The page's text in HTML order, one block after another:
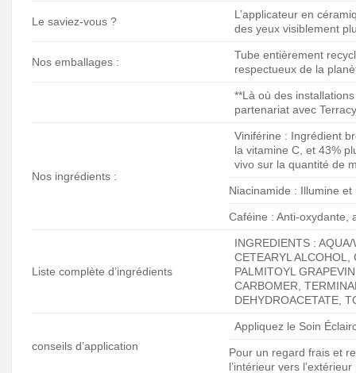
Le saviez-vous ?
L’applicateur en
des yeux visiblement
Nos emballages :
Tube entièrement
respectueux de la
**Là où des
partenariat avec
Nos ingrédients :
Viniférine : Ingrédient
la vitamine C, et 43%
vivo sur la quantité de
Niacinamide : Illumine et
Caféine : Anti-oxydante,
Liste complète d’ingrédients
INGREDIENTS :
CETEARYL ALCOHOL,
PALMITOYL
CARBOMER,
DEHYDROACETATE,
conseils d’application
Appliquez le Soin
Pour un regard frais et
l’intérieur vers